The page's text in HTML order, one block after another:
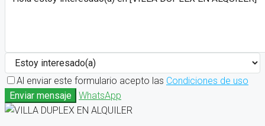
Al enviar este formulario acepto las Condiciones de uso
Enviar mensaje
WhatsApp